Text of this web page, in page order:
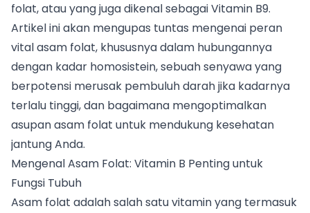
folat, atau yang juga dikenal sebagai Vitamin B9.
Artikel ini akan mengupas tuntas mengenai peran
vital asam folat, khususnya dalam hubungannya
dengan kadar homosistein, sebuah senyawa yang
berpotensi merusak pembuluh darah jika kadarnya
terlalu tinggi, dan bagaimana mengoptimalkan
asupan asam folat untuk mendukung kesehatan
jantung Anda.
Mengenal Asam Folat: Vitamin B Penting untuk
Fungsi Tubuh
Asam folat adalah salah satu vitamin yang termasuk